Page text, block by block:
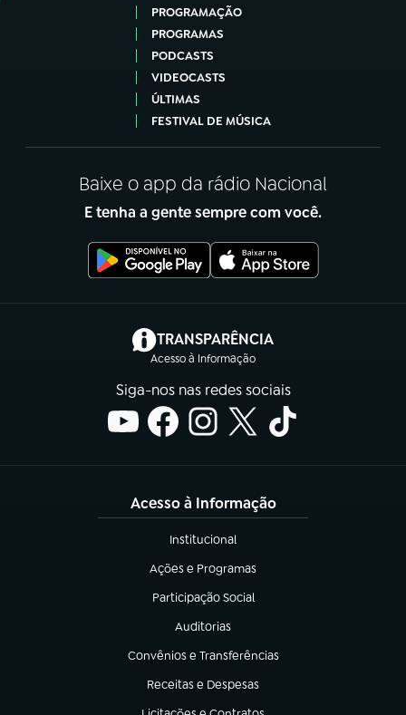
PROGRAMAÇÃO
PROGRAMAS
PODCASTS
VIDEOCASTS
ÚLTIMAS
FESTIVAL DE MÚSICA
Baixe o app da rádio Nacional
E tenha a gente sempre com você.
TRANSPARÊNCIA
Acesso à Informação
(abre em nova aba)
Siga-nos nas redes sociais
Acesso à Informação
Institucional
(abre em nova aba)
Ações e Programas
(abre em nova aba)
Participação Social
(abre em nova aba)
Auditorias
(abre em nova aba)
Convênios e Transferências
(abre em nova aba)
Receitas e Despesas
(abre em nova aba)